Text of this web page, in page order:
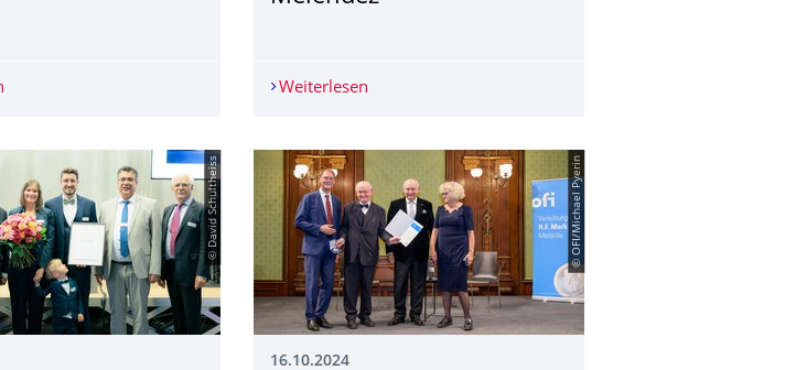
im Bereich Kreislaufwirtschaft & Recycling
Erfolgreiche Verteidigung der Dissertation von Frau Dr.-Ing. Ann-Malin Schmidt
Weiterlesen
© David Schultheiss © OFI/Michael Pyerin
16.10.2024